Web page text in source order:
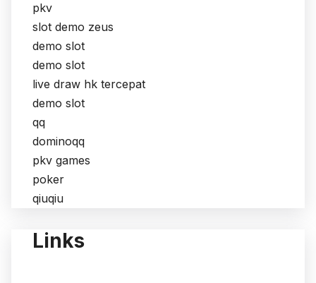
pkv
slot demo zeus
demo slot
demo slot
live draw hk tercepat
demo slot
qq
dominoqq
pkv games
poker
qiuqiu
Links